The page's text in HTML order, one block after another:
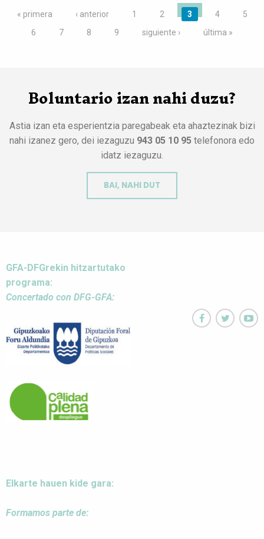
Orriak
« primera ‹ anterior 1 2 3 4
5
6
7 8 9 siguiente › última »
Boluntario izan nahi duzu?
Astia izan eta esperientzia paregabeak eta ahaztezinak bizi
nahi izanez gero, dei iezaguzu 943 05 10 95 telefonora edo
idatz iezaguzu.
BAI, NAHI DUT
GFA-DFGrekin hitzartutako
programa:
Concertado con DFG-GFA:
Elkarte hauen kide gara:
Formamos parte de:
  